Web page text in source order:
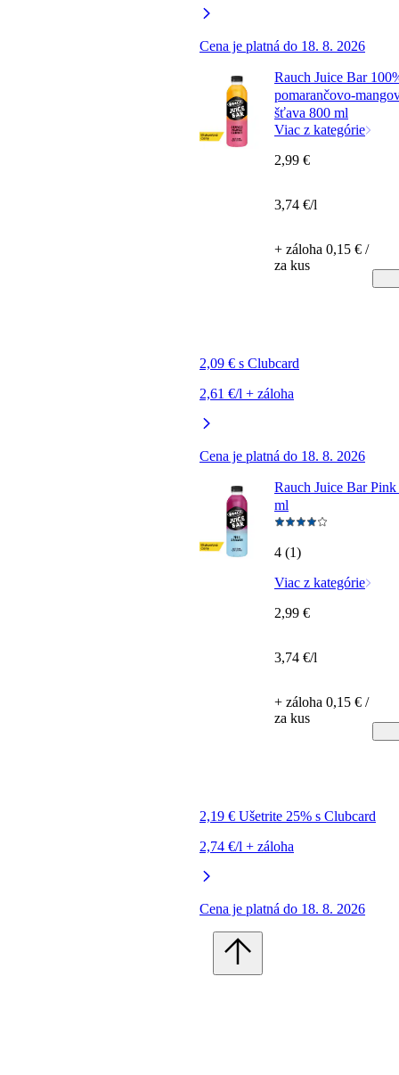
Cena je platná do 18. 8. 2026
Rauch Juice Bar
pomarančovo-
šťava 800 ml
Viac z kategórie
2,09 € s Clubcard
2,61 €/l + záloha
Cena je platná do 18. 8. 2026
2,99 €
3,74 €/l
+ záloha 0,15 € /
za kus
Rauch Juice Bar
ml
4 (1)
Viac z kategórie
2,19 € Ušetrite 25% s Clubcard
2,74 €/l + záloha
Cena je platná do 18. 8. 2026
2,99 €
3,74 €/l
+ záloha 0,15 € /
za kus